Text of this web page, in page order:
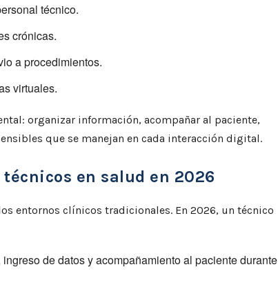
técnico.
crónicas.
a procedimientos.
virtuales.
organizar información, acompañar al paciente,
que se manejan en cada interacción digital.
en salud en 2026
entornos clínicos tradicionales. En 2026, un técnico
de datos y acompañamiento al paciente durante